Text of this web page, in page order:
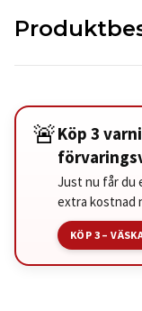
🚨Köp 3
Just nu får du
extra kostnad
KÖP 3 –